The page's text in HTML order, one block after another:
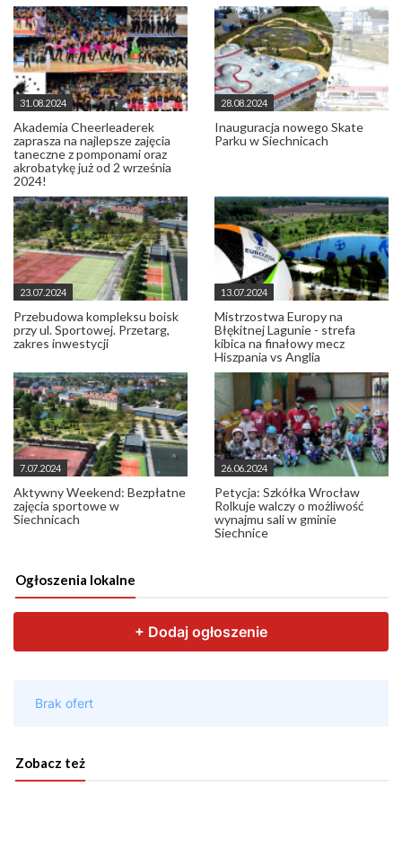
31.08.2024
Akademia Cheerleaderek
zaprasza na najlepsze zajęcia
taneczne z pomponami oraz
akrobatykę już od 2 września
2024!
28.08.2024
Inauguracja nowego Skate
Parku w Siechnicach
23.07.2024
Przebudowa kompleksu boisk
przy ul. Sportowej. Przetarg,
zakres inwestycji
13.07.2024
Mistrzostwa Europy na
Błękitnej Lagunie - strefa
kibica na finałowy mecz
Hiszpania vs Anglia
7.07.2024
Aktywny Weekend: Bezpłatne
zajęcia sportowe w
Siechnicach
26.06.2024
Petycja: Szkółka Wrocław
Rolkuje walczy o możliwość
wynajmu sali w gminie
Siechnice
Ogłoszenia lokalne
Zobacz też